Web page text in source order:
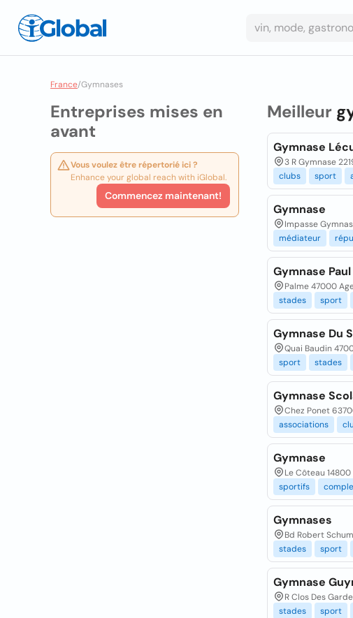
France/Gymnases
Entreprises mises en
avant
Vous voulez être répertorié ici ?
Enhance your global reach with iGlobal.
Commencez maintenant!
Meilleur
Gymnase
3 R Gymnase
clubs
sport
Gymnase
Impasse
médiateur
Gymnase
Palme 47000
stades
sport
Gymnase Du
Quai Baudin
sport
stades
Gymnase
Chez Ponet
associations
Gymnase
Le Côteau
sportifs
Gymnases
Bd Robert
stades
sport
Gymnase
R Clos Des
stades
sport